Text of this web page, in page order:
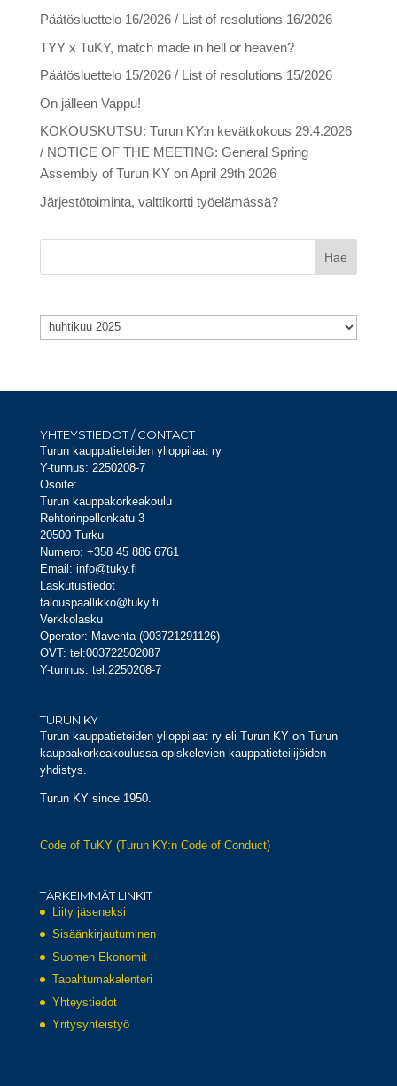
Päätösluettelo 16/2026 / List of resolutions 16/2026
TYY x TuKY, match made in hell or heaven?
Päätösluettelo 15/2026 / List of resolutions 15/2026
On jälleen Vappu!
KOKOUSKUTSU: Turun KY:n kevätkokous 29.4.2026
/ NOTICE OF THE MEETING: General Spring
Assembly of Turun KY on April 29th 2026
Järjestötoiminta, valttikortti työelämässä?
Arkistot
YHTEYSTIEDOT / CONTACT
Turun kauppatieteiden ylioppilaat ry
Y-tunnus: 2250208-7
Osoite:
Turun kauppakorkeakoulu
Rehtorinpellonkatu 3
20500 Turku
Numero: +358 45 886 6761
Email: info@tuky.fi
Laskutustiedot
talouspaallikko@tuky.fi
Verkkolasku
Operator: Maventa (003721291126)
OVT: tel:003722502087
Y-tunnus: tel:2250208-7
TURUN KY
Turun kauppatieteiden ylioppilaat ry eli Turun KY on Turun
kauppakorkeakoulussa opiskelevien kauppatieteilijöiden
yhdistys.
Turun KY since 1950.
Code of TuKY (Turun KY:n Code of Conduct)
TÄRKEIMMÄT LINKIT
Liity jäseneksi
Sisäänkirjautuminen
Suomen Ekonomit
Tapahtumakalenteri
Yhteystiedot
Yritysyhteistyö